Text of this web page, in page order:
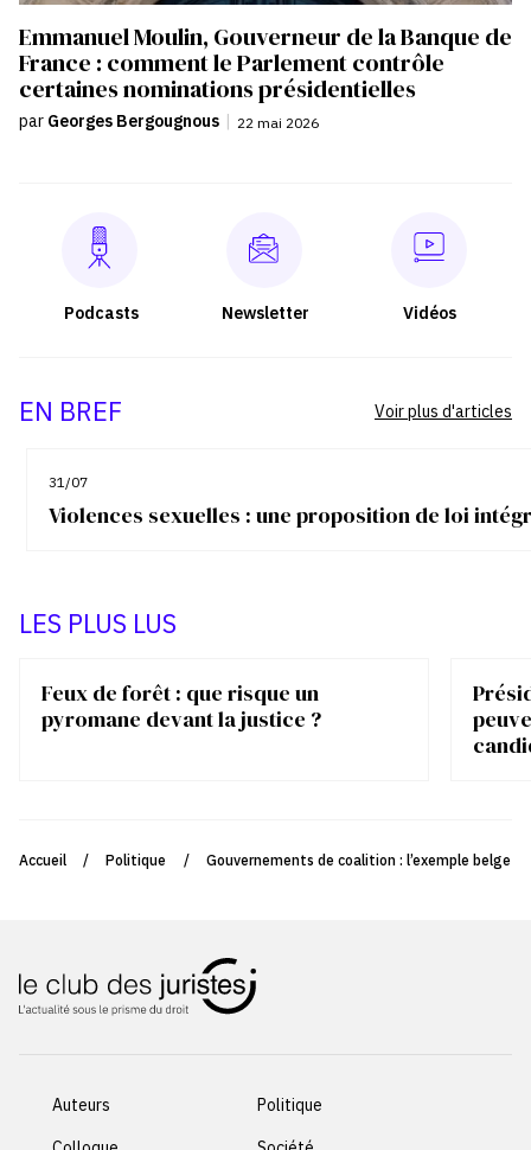
Emmanuel Moulin, Gouverneur de la Banque de
France : comment le Parlement contrôle
certaines nominations présidentielles
par Georges Bergougnous 22 mai 2026
Podcasts Newsletter Vidéos
EN BREF
31/07
Violences sexuelles : une proposition de loi
Voir plus d'articles
LES PLUS LUS
Feux de forêt : que risque un
pyromane devant la justice ?
Accueil / Politique / Gouvernements de coalition : l’exemple belge
Auteurs
Politique